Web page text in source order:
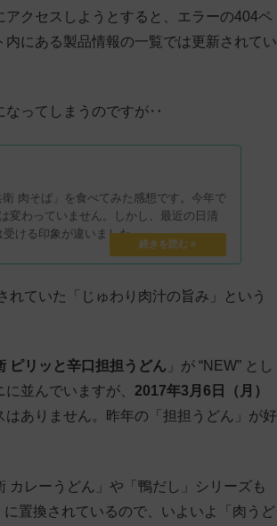
クセスしようとすると、エラーの404ペ
にある製品情報の一覧では更新されてい
なってしまうのですが‥
肉そば」を食べてみた感想です。今年で
変わっていません。しかし、最近の日清
ける印象が違いました。
ていた「じゅわり肉汁の旨み」という
ピリッと辛口担担うどん 」が “NEW” とし
並んでいますが、 2017年3月6日（月）
ありません。昨年の「担担うどん」が好
カレーうどん」や「鴨だし」シリーズも
置換されているので、いよいよ「肉うど